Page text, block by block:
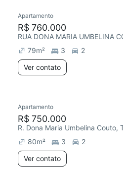
Apartamento
R$ 760.000
RUA DONA MARIA UMBELINA
79m² 3
2
Ver contato
Apartamento
R$ 750.000
R. Dona Maria Umbelina Couto,
80m² 3
2
Ver contato